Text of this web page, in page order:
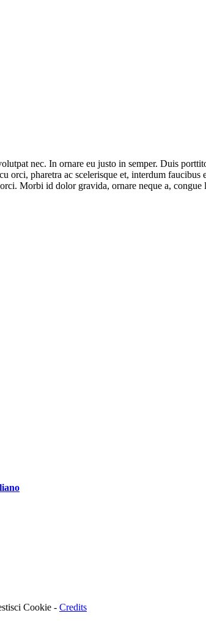
nec. In ornare eu justo in semper. Duis
pharetra ac scelerisque et, interdum
Morbi id dolor gravida, ornare neque a,
Cookie - Credits